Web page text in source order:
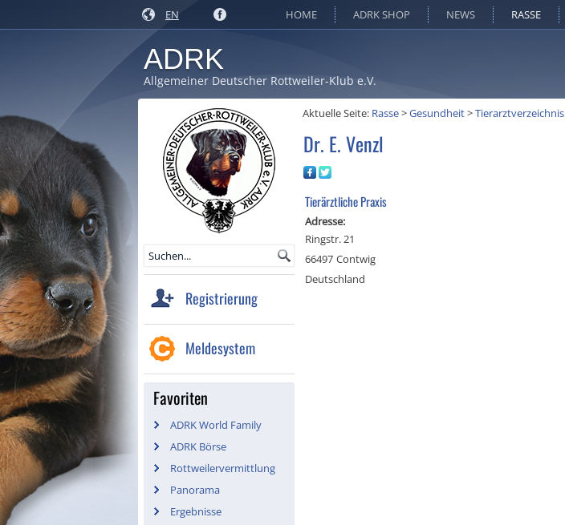
EN HOME ADRK SHOP NEWS RASSE
ADRK
Allgemeiner Deutscher Rottweiler-Klub e.V.
Registrierung
Meldesystem
Favoriten
ADRK World Family
ADRK Börse
Rottweilervermittlung
Panorama
Ergebnisse
Aktuelle Seite: Rasse>Gesundheit>Tierarztverzeichnis
Dr. E. Venzl
Tierärztliche Praxis
Adresse:
Ringstr. 21
66497 Contwig
Deutschland